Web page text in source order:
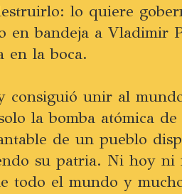
lo quiere
en bandeja a Vladimir
en la boca.
consiguió unir al
la bomba atómica
de un pueblo
su patria. Ni hoy ni
todo el mundo y